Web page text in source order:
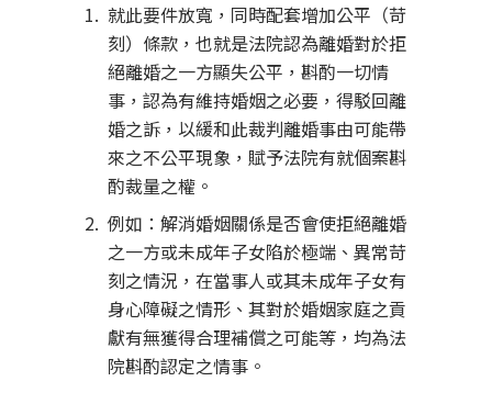
就此要件放寬，同時配套增加公平（苛
刻）條款，也就是法院認為離婚對於拒
絕離婚之一方顯失公平，斟酌一切情
事，認為有維持婚姻之必要，得駁回離
婚之訴，以緩和此裁判離婚事由可能帶
來之不公平現象，賦予法院有就個案斟
酌裁量之權。
例如：解消婚姻關係是否會使拒絕離婚
之一方或未成年子女陷於極端、異常苛
刻之情況，在當事人或其未成年子女有
身心障礙之情形、其對於婚姻家庭之貢
獻有無獲得合理補償之可能等，均為法
院斟酌認定之情事。